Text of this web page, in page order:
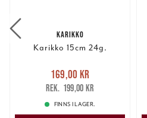
KARIKKO
Karikko 15cm 24g.
Nuvarande pris
169,00 krTidigare pris
199,00 kr
169,00 kr
199,00 kr
FINNS I LAGER.